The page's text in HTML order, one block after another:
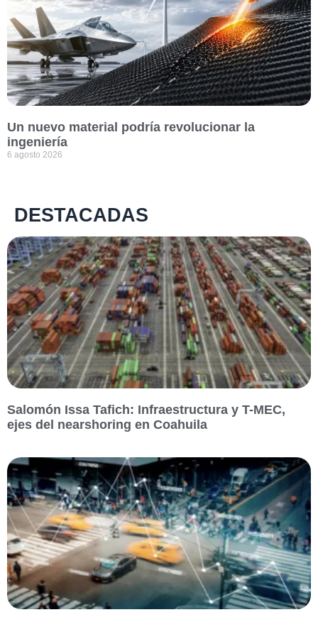
Un nuevo material podría revolucionar la
ingeniería
6 agosto 2026
DESTACADAS
Salomón Issa Tafich: Infraestructura y T-MEC,
ejes del nearshoring en Coahuila